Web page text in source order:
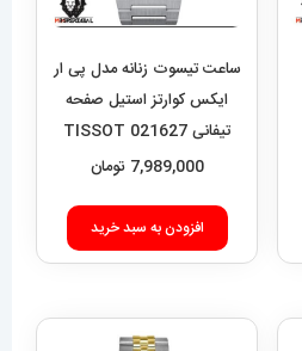
ساعت تیسوت زنانه مدل پی ار
ایکس کوارتز استیل صفحه
تیفانی 021627 TISSOT
PRX
7,989,000 تومان
افزودن به سبد خرید